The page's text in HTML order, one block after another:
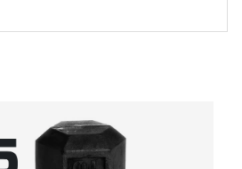
mer effektiv.